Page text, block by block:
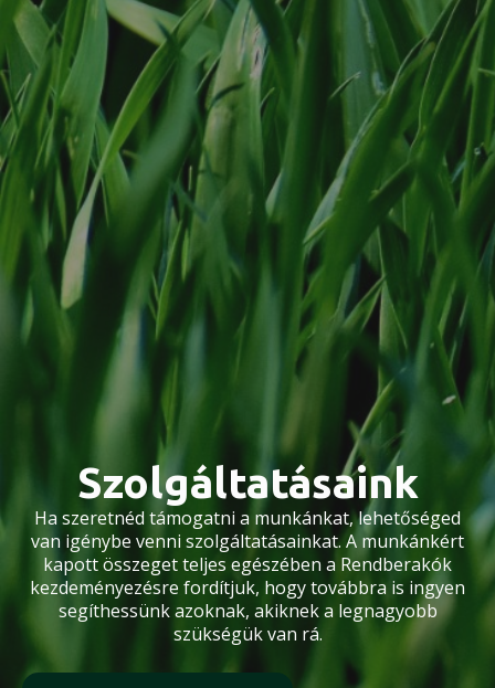
Szolgáltatásaink
Ha szeretnéd támogatni a munkánkat, lehetőséged
van igénybe venni szolgáltatásainkat. A munkánkért
kapott összeget teljes egészében a Rendberakók
kezdeményezésre fordítjuk, hogy továbbra is ingyen
segíthessünk azoknak, akiknek a legnagyobb
szükségük van rá.